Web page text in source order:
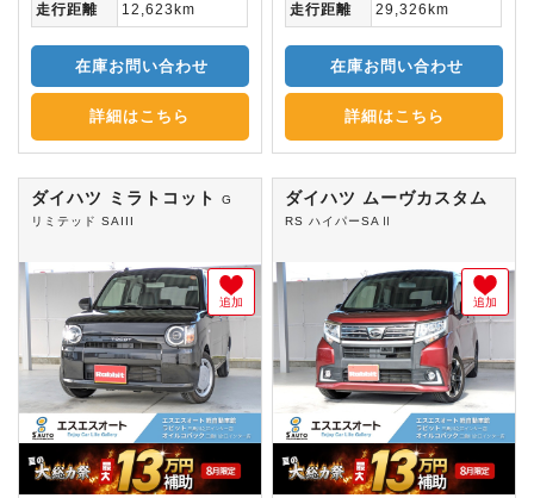
走行距離
12,623km
在庫お問い合わせ
詳細はこちら
走行距離
29,326km
在庫お問い合わせ
詳細はこちら
ダイハツ ミラトコット
G
リミテッド SAIII
追加
ダイハツ ムーヴカスタム
RS ハイパーSAⅡ
追加